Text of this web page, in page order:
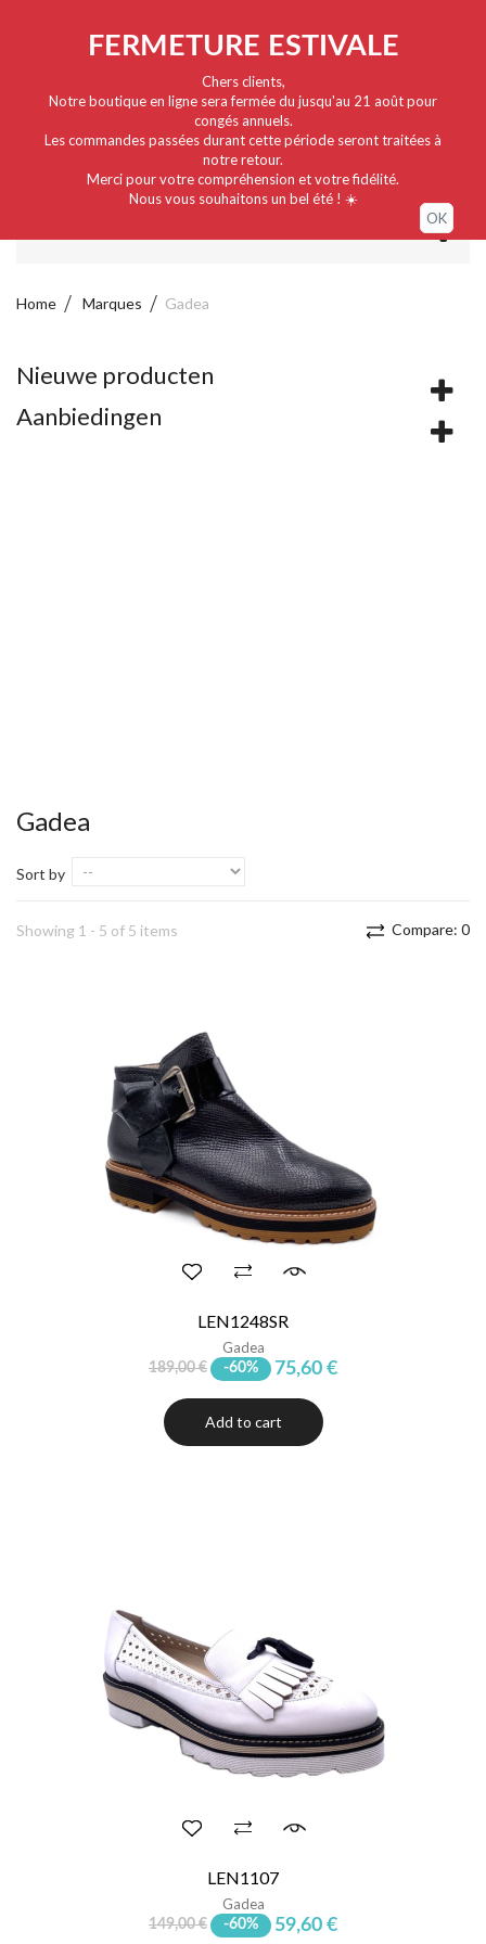
FERMETURE ESTIVALE
Chers clients,
Notre boutique en ligne sera fermée du jusqu'au 21 août pour
congés annuels.
Les commandes passées durant cette période seront traitées à
notre retour.
Merci pour votre compréhension et votre fidélité.
Nous vous souhaitons un bel été ! ☀️
OK
Home Marques Gadea
Nieuwe producten
Aanbiedingen
Gadea
Sort by
Compare: 0
Showing 1 - 5 of 5 items
LEN1248SR
Gadea
189,00 € -60% 75,60 €
Add to cart
LEN1107
Gadea
149,00 € -60% 59,60 €